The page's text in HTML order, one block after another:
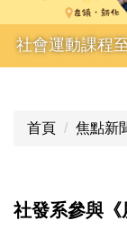
社會運動課程
首頁 焦點新
社發系參與